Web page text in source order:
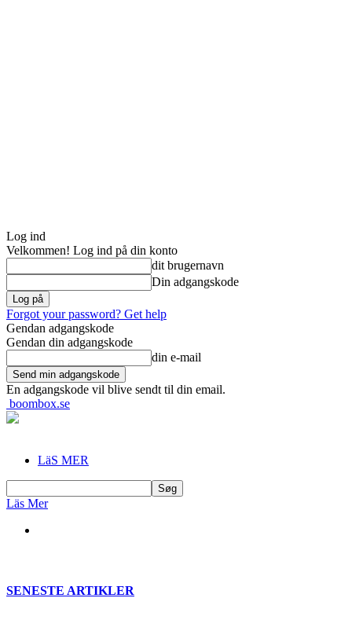
Log ind
Velkommen! Log ind på din konto
dit brugernavn
Din adgangskode
Forgot your password? Get help
Gendan adgangskode
Gendan din adgangskode
din e-mail
En adgangskode vil blive sendt til din email.
boombox.se
LäS MER
Läs Mer
SENESTE ARTIKLER